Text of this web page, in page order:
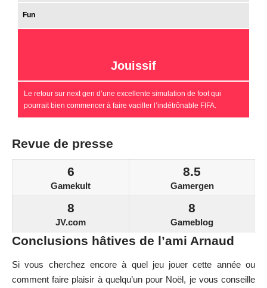
Fun
Jouissif
Le retour sur next gen d’une excellente simulation de foot qui
pourrait bien commencer à faire vaciller l’indétrônable FIFA.
Revue de presse
6
Gamekult
8.5
Gamergen
8
JV.com
8
Gameblog
Conclusions hâtives de l’ami Arnaud
Si vous cherchez encore à quel jeu jouer cette année ou
comment faire plaisir à quelqu’un pour Noël, je vous conseille